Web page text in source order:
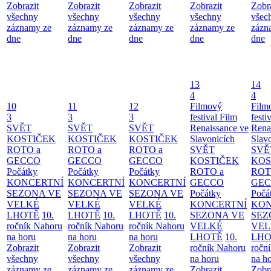
Zobrazit
všechny
záznamy ze
dne
Zobrazit
všechny
záznamy ze
dne
Zobrazit
všechny
záznamy ze
dne
Zobrazit
všechny
záznamy ze
dne
dne
10
3
SVĚT
KOSTIČEK
ROTO a
GECCO
Počátky
KONCERTNÍ
SEZONA VE
VELKÉ
LHOTĚ 10.
ročník Nahoru
na horu
Zobrazit
všechny
11
3
SVĚT
KOSTIČEK
ROTO a
GECCO
Počátky
KONCERTNÍ
SEZONA VE
VELKÉ
LHOTĚ 10.
ročník Nahoru
na horu
Zobrazit
všechny
12
3
SVĚT
KOSTIČEK
ROTO a
GECCO
Počátky
KONCERTNÍ
SEZONA VE
VELKÉ
LHOTĚ 10.
ročník Nahoru
na horu
Zobrazit
všechny
13
4
Filmový
festival Film
Renaissance ve
Slavonicích
SVĚT
KOSTIČEK
ROTO a
GECCO
Počátky
KONCERTNÍ
SEZONA VE
VELKÉ
LHOTĚ 10.
ročník Nahoru
na horu
14
4
na